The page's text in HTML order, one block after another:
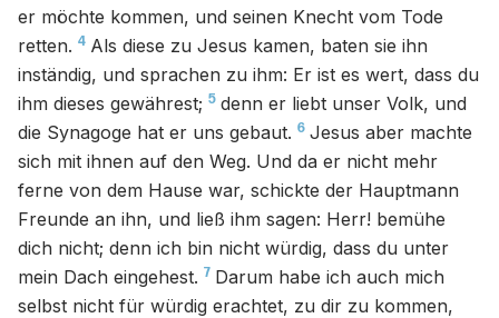
er möchte kommen, und seinen Knecht vom Tode
retten. 4 Als diese zu Jesus kamen, baten sie ihn
inständig, und sprachen zu ihm: Er ist es wert, dass du
ihm dieses gewährest; 5 denn er liebt unser Volk, und
die Synagoge hat er uns gebaut. 6 Jesus aber machte
sich mit ihnen auf den Weg. Und da er nicht mehr
ferne von dem Hause war, schickte der Hauptmann
Freunde an ihn, und ließ ihm sagen: Herr! bemühe
dich nicht; denn ich bin nicht würdig, dass du unter
mein Dach eingehest. 7 Darum habe ich auch mich
selbst nicht für würdig erachtet, zu dir zu kommen,